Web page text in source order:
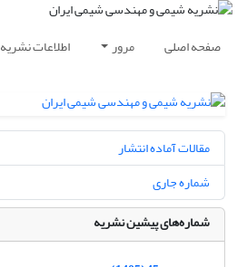
صفحه اصلی مرور اطلاعات نشریه
مقالات آماده انتشار
شماره جاری
شماره‌های پیشین نشریه